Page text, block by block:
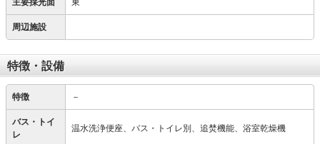
主要採光面 東
周辺施設
特徴・設備
特徴 －
バス・トイ
レ
温水洗浄便座、バス・トイレ別、追焚機能、浴室乾燥機